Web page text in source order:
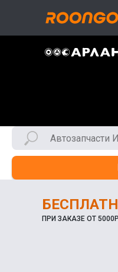
ПРИ ЗАКАЗЕ ОТ 5000Р